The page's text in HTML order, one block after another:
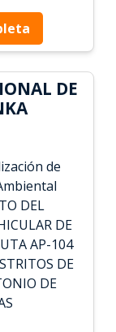
DE
de
DEL
DE
AP-104
DE
DE